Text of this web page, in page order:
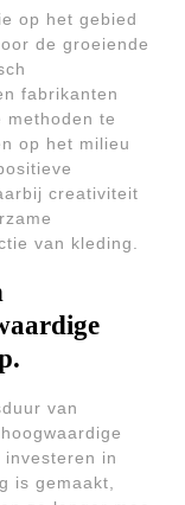
op het gebied
de groeiende
fabrikanten
methoden te
op het milieu
creativiteit
van kleding.
van
in
is gemaakt,